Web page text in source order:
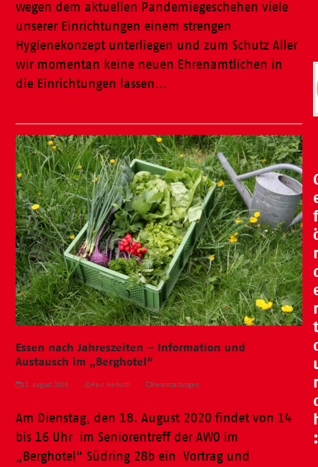
wegen dem aktuellen Pandemiegeschehen viele
unserer Einrichtungen einem strengen
Hygienekonzept unterliegen und zum Schutz Aller
wir momentan keine neuen Ehrenamtlichen in
die Einrichtungen lassen…
Essen nach Jahreszeiten – Information und
Austausch im „Berghotel“
12. August 2020 Maik Herfurth Veranstaltungen
Am Dienstag, den 18. August 2020 findet von 14
bis 16 Uhr im Seniorentreff der AWO im
„Berghotel“ Südring 28b ein Vortrag und
f
r
r
t
r
: